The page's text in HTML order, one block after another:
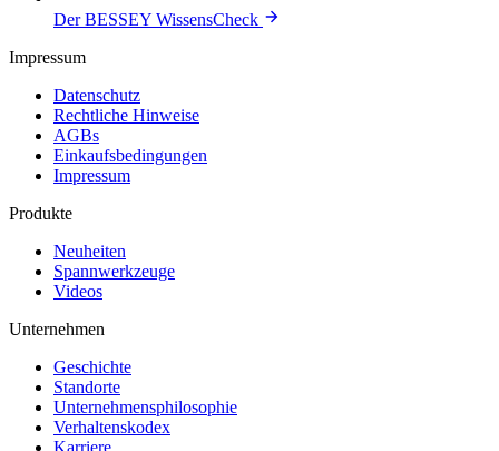
Der BESSEY WissensCheck
Impressum
Datenschutz
Rechtliche Hinweise
AGBs
Einkaufsbedingungen
Impressum
Produkte
Neuheiten
Spannwerkzeuge
Videos
Unternehmen
Geschichte
Standorte
Unternehmens­philosophie
Verhaltenskodex
Karriere